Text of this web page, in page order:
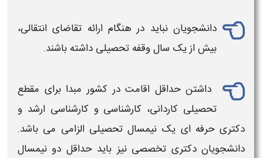
دانشجویان نباید در هنگام ارائه تقاضای انتقالی،
بیش از یک سال وقفه تحصیلی داشته باشند.
داشتن حداقل اقامت در کشور مبدا برای مقطع
تحصیلی کاردانی، کارشناسی و کارشناسی ارشد و
دکتری حرفه ای یک نیمسال تحصیلی الزامی می باشد.
دانشجویاندکتری تخصصی نیز باید حداقل دو نیمسال